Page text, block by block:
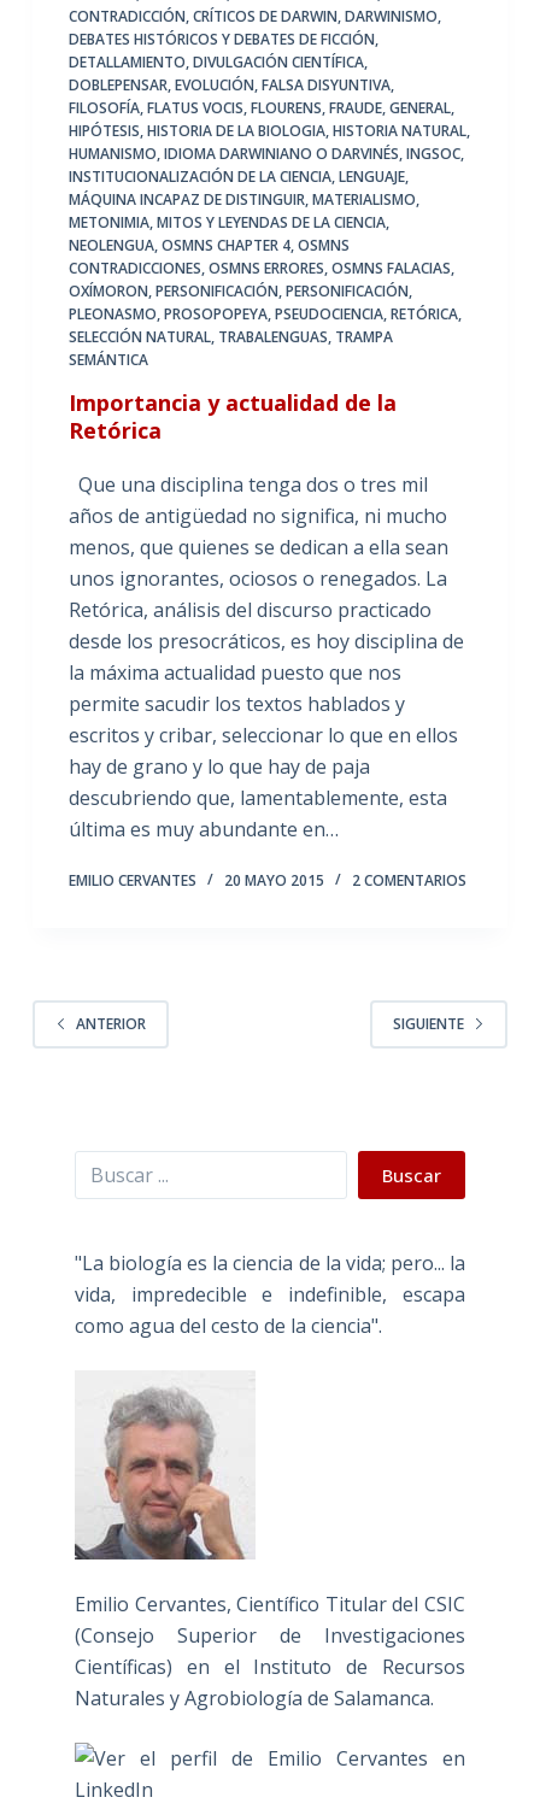
CONTRADICCIÓN,CRÍTICOS DE DARWIN,DARWINISMO,
DEBATES HISTÓRICOS Y DEBATES DE FICCIÓN,
DETALLAMIENTO,DIVULGACIÓN CIENTÍFICA,
DOBLEPENSAR,EVOLUCIÓN,FALSA DISYUNTIVA,
FILOSOFÍA,FLATUS VOCIS,FLOURENS,FRAUDE,GENERAL,
HIPÓTESIS,HISTORIA DE LA BIOLOGIA,HISTORIA NATURAL,
HUMANISMO,IDIOMA DARWINIANO O DARVINÉS,INGSOC,
INSTITUCIONALIZACIÓN DE LA CIENCIA,LENGUAJE,
MÁQUINA INCAPAZ DE DISTINGUIR,MATERIALISMO,
METONIMIA,MITOS Y LEYENDAS DE LA CIENCIA,
NEOLENGUA,OSMNS CHAPTER 4,OSMNS
CONTRADICCIONES,OSMNS ERRORES,OSMNS FALACIAS,
OXÍMORON,PERSONIFICACIÓN,PERSONIFICACIÓN,
PLEONASMO,PROSOPOPEYA,PSEUDOCIENCIA,RETÓRICA,
SELECCIÓN NATURAL, TRABALENGUAS, TRAMPA
SEMÁNTICA
Importancia y actualidad de la
Retórica
Que una disciplina tenga dos o tres mil
años de antigüedad no significa, ni mucho
menos, que quienes se dedican a ella sean
unos ignorantes, ociosos o renegados. La
Retórica, análisis del discurso practicado
desde los presocráticos, es hoy disciplina de
la máxima actualidad puesto que nos
permite sacudir los textos hablados y
escritos y cribar, seleccionar lo que en ellos
hay de grano y lo que hay de paja
descubriendo que, lamentablemente, esta
última es muy abundante en…
EMILIO CERVANTES 20 MAYO 2015 2 COMENTARIOS
ANTERIOR SIGUIENTE
Buscar Buscar
"La biología es la ciencia de la vida; pero... la
vida, impredecible e indefinible, escapa
como agua del cesto de la ciencia".
Emilio Cervantes, Científico Titular del CSIC
(Consejo Superior de Investigaciones
Científicas) en el Instituto de Recursos
Naturales y Agrobiología de Salamanca.